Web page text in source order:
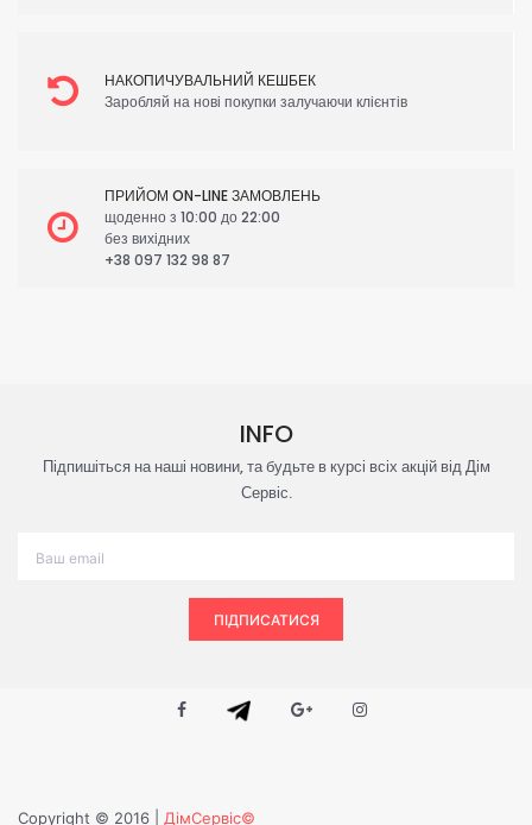
НАКОПИЧУВАЛЬНИЙ КЕШБЕК
Заробляй на нові покупки залучаючи клієнтів
ПРИЙОМ ON-LINE ЗАМОВЛЕНЬ
щоденно з 10:00 до 22:00
без вихідних
+38 097 132 98 87
INFO
Підпишіться на наші новини, та будьте в курсі всіх акцій від Дім
Сервіс.
ПІДПИСАТИСЯ
Copyright © 2016 | ДімСервіс©